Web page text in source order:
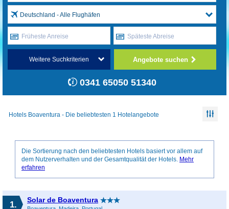
Deutschland - Alle Flughäfen
Früheste Anreise Späteste Abreise
Weitere Suchkriterien Angebote suchen
0341 65050 51340
Hotels Boaventura - Die beliebtesten 1 Hotelangebote
Die Sortierung nach den beliebtesten Hotels basiert vor allem auf
dem Nutzerverhalten und der Gesamtqualität der Hotels. Mehr
erfahren
1. Solar de Boaventura